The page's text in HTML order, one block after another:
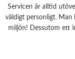
Servicen är alltid
väldigt personligt. Man
miljön! Dessutom ett